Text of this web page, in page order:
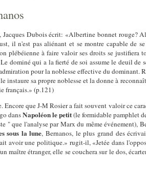
Jacques Dubois écrit: «Albertine bonnet
il n'est pas aliénant et se montre capable de
plébéienne à faire valoir ses droits se justifiera
dominé qui a la fierté de soi assume le deuil de
pour la noblesse effective du dominant.
instaure sa propre noblesse et la donne à
français.» (p.121)
Encore que J-M Rosier a fait souvent valoir ce
dansNapoléon le petit(le formidable pamphlet
" que l'analyse par Marx du même événement),
sous la lune, Bernanos, le plus grand des
avoir une politique.» rugit-il, «Jetée dans
maître étranger, elle se couchera sur le dos,